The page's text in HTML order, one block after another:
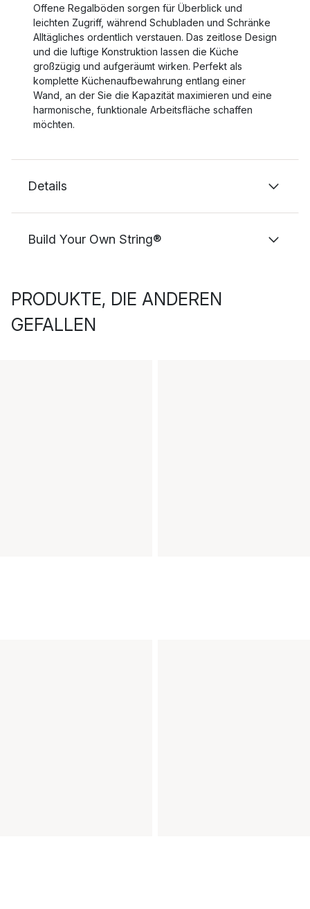
Offene Regalböden sorgen für Überblick und
leichten Zugriff, während Schubladen und Schränke
Alltägliches ordentlich verstauen. Das zeitlose Design
und die luftige Konstruktion lassen die Küche
großzügig und aufgeräumt wirken. Perfekt als
komplette Küchenaufbewahrung entlang einer
Wand, an der Sie die Kapazität maximieren und eine
harmonische, funktionale Arbeitsfläche schaffen
möchten.
Details
Build Your Own String®
PRODUKTE, DIE ANDEREN
GEFALLEN